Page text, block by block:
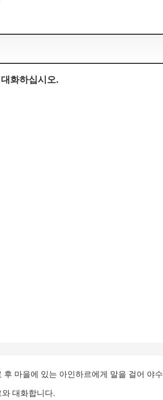
화하십시오.
후 마을에 있는 아인하르에게 말을 걸어 야
대화합니다.